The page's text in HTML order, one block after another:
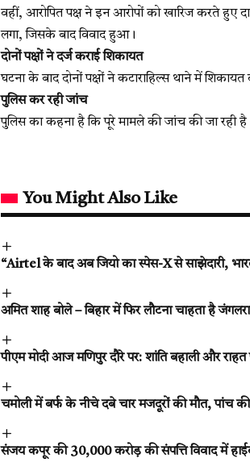
वहीं, आरोपित पक्ष ने इन आरोपों को खारिज करते हुए
लगा, जिसके बाद विवाद हुआ।
दोनों पक्षों ने दर्ज कराई शिकायत
घटना के बाद दोनों पक्षों ने कटाराहिल्स थाने में
पुलिस कर रही जांच
पुलिस का कहना है कि पूरे मामले की जांच की जा रही
You Might Also Like
“Airtel के बाद अब जियो का स्पेस-X से साझेदारी,
अमित शाह बोले – बिहार में फिर लौटना चाहता है
पीएम मोदी आज मणिपुर दौरे पर: शांति बहाली और
चमोली में बर्फ के नीचे दबे चार मजदूरों की मौत, पांच
संजय कपूर की 30,000 करोड़ की संपत्ति विवाद में